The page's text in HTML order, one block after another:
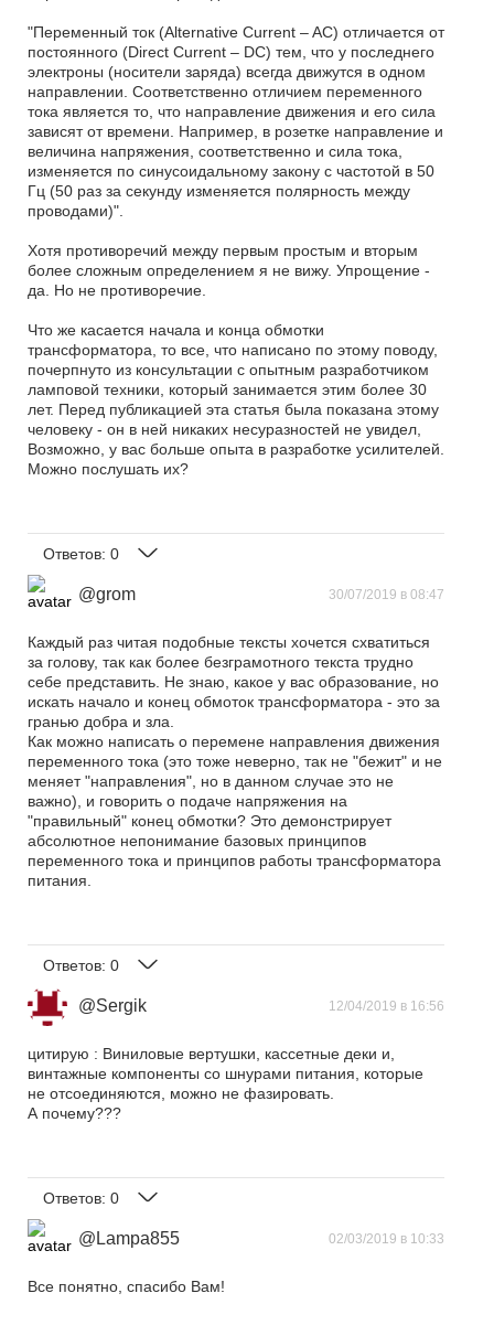
"Переменный ток (Alternative Current – AC) отличается от
постоянного (Direct Current – DC) тем, что у последнего
электроны (носители заряда) всегда движутся в одном
направлении. Соответственно отличием переменного
тока является то, что направление движения и его сила
зависят от времени. Например, в розетке направление и
величина напряжения, соответственно и сила тока,
изменяется по синусоидальному закону с частотой в 50
Гц (50 раз за секунду изменяется полярность между
проводами)".
Хотя противоречий между первым простым и вторым
более сложным определением я не вижу. Упрощение -
да. Но не противоречие.
Что же касается начала и конца обмотки
трансформатора, то все, что написано по этому поводу,
почерпнуто из консультации с опытным разработчиком
ламповой техники, который занимается этим более 30
лет. Перед публикацией эта статья была показана этому
человеку - он в ней никаких несуразностей не увидел,
Возможно, у вас больше опыта в разработке усилителей.
Можно послушать их?
Ответов: 0
@grom 30/07/2019 в 08:47
Каждый раз читая подобные тексты хочется схватиться
за голову, так как более безграмотного текста трудно
себе представить. Не знаю, какое у вас образование, но
искать начало и конец обмоток трансформатора - это за
гранью добра и зла.
Как можно написать о перемене направления движения
переменного тока (это тоже неверно, так не "бежит" и не
меняет "направления", но в данном случае это не
важно), и говорить о подаче напряжения на
"правильный" конец обмотки? Это демонстрирует
абсолютное непонимание базовых принципов
переменного тока и принципов работы трансформатора
питания.
Ответов: 0
@Sergik 12/04/2019 в 16:56
цитирую : Виниловые вертушки, кассетные деки и,
винтажные компоненты со шнурами питания, которые
не отсоединяются, можно не фазировать.
А почему???
Ответов: 0
@Lampa855 02/03/2019 в 10:33
Все понятно, спасибо Вам!